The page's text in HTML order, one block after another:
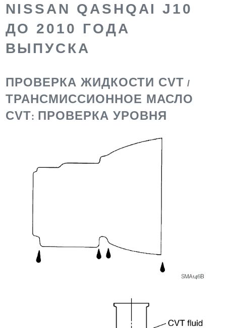
NISSAN QASHQAI J10
ДО 2010 ГОДА
ВЫПУСКА
ПРОВЕРКА ЖИДКОСТИ CVT /
ТРАНСМИССИОННОЕ МАСЛО
CVT: ПРОВЕРКА УРОВНЯ